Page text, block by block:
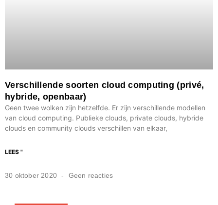
Verschillende soorten cloud computing (privé,
hybride, openbaar)
Geen twee wolken zijn hetzelfde. Er zijn verschillende modellen
van cloud computing. Publieke clouds, private clouds, hybride
clouds en community clouds verschillen van elkaar,
LEES "
30 oktober 2020 Geen reacties